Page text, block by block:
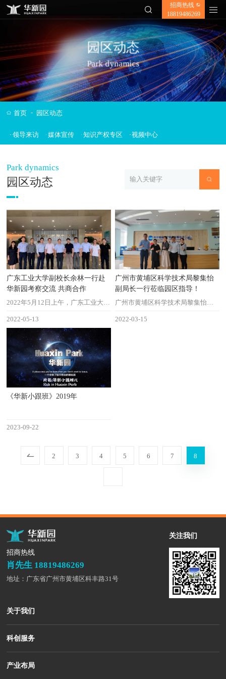
招商热线
18819486269
园区动态
Park dynamics
首页 - 园区动态
领导来访 媒体宣传 知识产权专区 视频中心
Park dynamics
园区动态
广东工业大学副校长余林一行赴
华新园考察交流 共商合作
2022年5月12日上午，广东工业大学副校长余林一行赴华南新材料创新园区参加线下交流座谈会，就学生技能培训、校企资源合作、科技成果转化、学生就业创业等方面进行了深入交流探讨。
2022-05-13
广州市黄埔区科学技术局黎集怡
副局长一行莅临园区指导！
广州市黄埔区科学技术局黎集怡副局长一行莅临园区指导！
2022-03-15
《华新小跟班》2019年
2023-09-22
2 3 4 5 6 7 8
招商热线
肖先生 18819486269
地址：广东省广州市黄埔区科丰路31号
关于我们
科创服务
产业布局
关注我们